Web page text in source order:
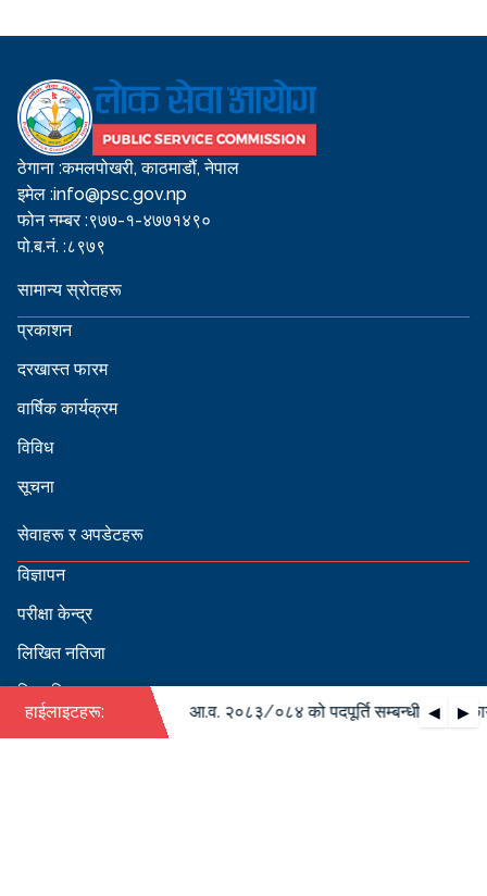
ठेगाना :कमलपोखरी, काठमाडौं, नेपाल
इमेल :info@psc.gov.np
फोन नम्बर :९७७-१-४७७१४९०
पो.ब.नं. :८९७९
सामान्य स्रोतहरू
प्रकाशन
दरखास्त फारम
वार्षिक कार्यक्रम
विविध
सूचना
सेवाहरू र अपडेटहरू
विज्ञापन
परीक्षा केन्द्र
लिखित नतिजा
सिफारिस
हाईलाइटहरू: ◀ ▶
वार्षिक कार्यतालिका आ.व. २०८३/०८४ को पदपूर्ति सम्बन्धी वार्षिक